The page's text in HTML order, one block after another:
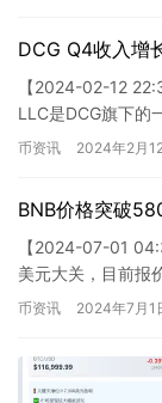
DCG Q4收入增
【2024-02-12
LLC是DCG旗下的
注意的是，该公司
币资讯 2024年2月
BNB价格突破
【2024-07-01
美元大关，目前报
显，请谨慎操作。
币资讯 2024年7月1